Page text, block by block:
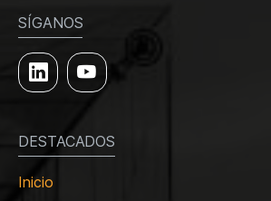
SÍGANOS
DESTACADOS
Inicio